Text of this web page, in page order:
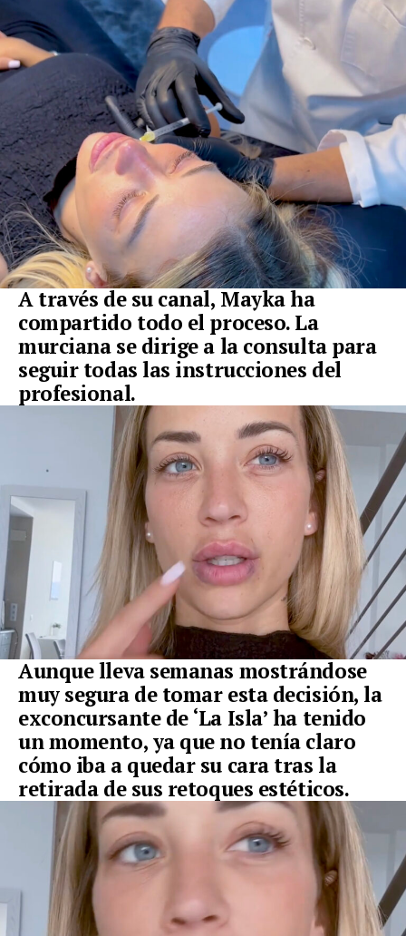
A través de su canal, Mayka ha
compartido todo el proceso. La
murciana se dirige a la consulta para
seguir todas las instrucciones del
profesional.
Aunque lleva semanas mostrándose
muy segura de tomar esta decisión, la
exconcursante de ‘La Isla’ ha tenido
un momento, ya que no tenía claro
cómo iba a quedar su cara tras la
retirada de sus retoques estéticos.